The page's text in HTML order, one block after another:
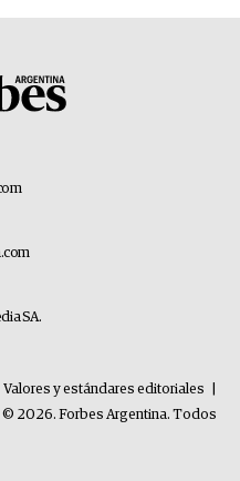
SA.
Valores y estándares editoriales
© 2026. Forbes Argentina. Todos